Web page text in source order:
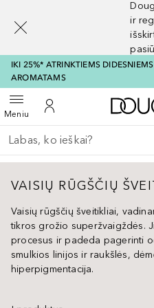
ir
IKI 25%* ATRINKTIEMS
AROMATAMS
MeniuAtidaryti meniuĮ mano paskyrą
Grįžk atgal
Vykdykite paiešką
VAISIŲ RŪGŠČIŲ
Vaisių rūgščių šveitikliai,
tikros grožio superžvaigždės.
procesus ir padeda pagerinti
smulkios linijos ir raukšlės,
hiperpigmentacija.
[navigation.slideout.screenreader]